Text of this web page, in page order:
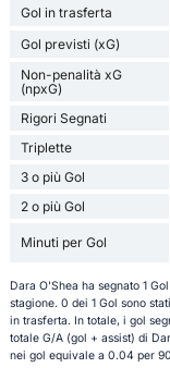
Gol in trasferta
Gol previsti (xG)
Non-penalità xG
(npxG)
Rigori Segnati
Triplette
3 o più Gol
2 o più Gol
Minuti per Gol
Dara O'Shea ha segnato 1
stagione. 0 dei 1 Gol sono
in trasferta. In totale, i gol
totale G/A (gol + assist) di
nei gol equivale a 0.04 per